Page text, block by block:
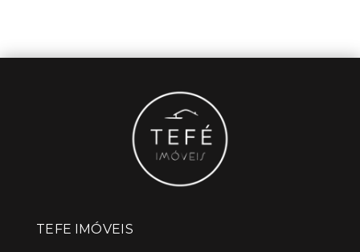
TEFE IMÓVEIS